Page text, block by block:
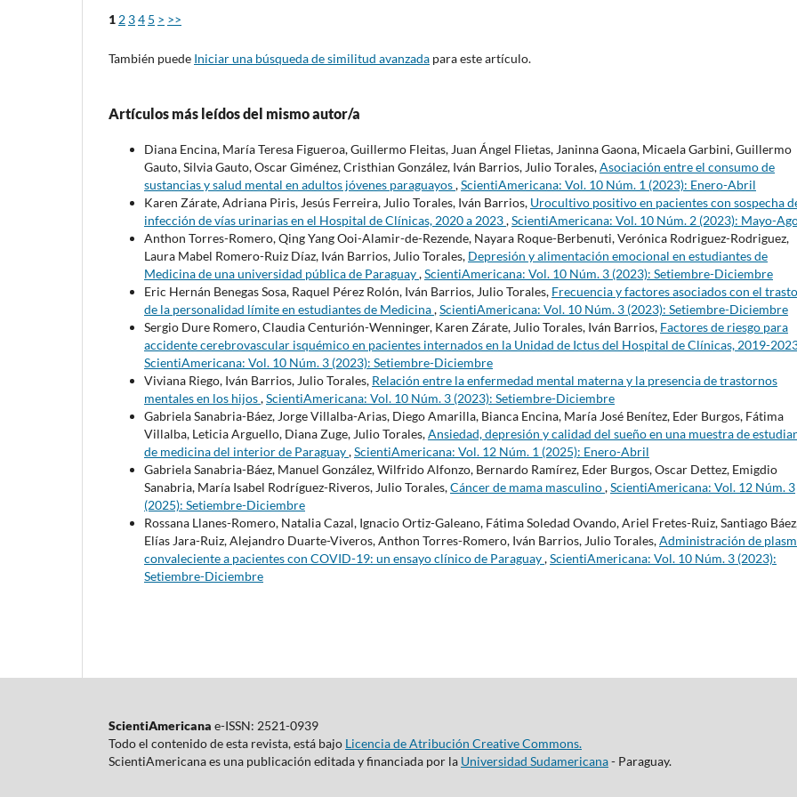
1 2 34 5 > >>
También puede Iniciar una búsqueda de similitud avanzada para este artículo.
Artículos más leídos del mismo autor/a
Diana Encina, María Teresa Figueroa, Guillermo Fleitas, Juan Ángel Flietas, Janinna Gaona, Micaela Garbini, Guillermo
Gauto, Silvia Gauto, Oscar Giménez, Cristhian González, Iván Barrios, Julio Torales,Asociación entre el consumo de
sustancias y salud mental en adultos jóvenes paraguayos,ScientiAmericana: Vol. 10 Núm. 1 (2023): Enero-Abril
Karen Zárate, Adriana Piris, Jesús Ferreira, Julio Torales, Iván Barrios, Urocultivo positivo en pacientes con sospecha
infección de vías urinarias en el Hospital de Clínicas, 2020 a 2023,ScientiAmericana: Vol. 10 Núm. 2 (2023): Mayo-
Anthon Torres-Romero, Qing Yang Ooi-Alamir-de-Rezende, Nayara Roque-Berbenuti, Verónica Rodriguez-Rodriguez,
Laura Mabel Romero-Ruiz Díaz, Iván Barrios, Julio Torales, Depresión y alimentación emocional en estudiantes de
Medicina de una universidad pública de Paraguay,ScientiAmericana: Vol. 10 Núm. 3 (2023): Setiembre-Diciembre
Eric Hernán Benegas Sosa, Raquel Pérez Rolón, Iván Barrios, Julio Torales, Frecuencia y factores asociados con el
de la personalidad límite en estudiantes de Medicina,ScientiAmericana: Vol. 10 Núm. 3 (2023): Setiembre-Diciembre
Sergio Dure Romero, Claudia Centurión-Wenninger, Karen Zárate, Julio Torales, Iván Barrios, Factores de riesgo para
accidente cerebrovascular isquémico en pacientes internados en la Unidad de Ictus del Hospital de Clínicas, 2019-
ScientiAmericana: Vol. 10 Núm. 3 (2023): Setiembre-Diciembre
Viviana Riego, Iván Barrios, Julio Torales, Relación entre la enfermedad mental materna y la presencia de trastornos
mentales en los hijos,ScientiAmericana: Vol. 10 Núm. 3 (2023): Setiembre-Diciembre
Gabriela Sanabria-Báez, Jorge Villalba-Arias, Diego Amarilla, Bianca Encina, María José Benítez, Eder Burgos, Fátima
Villalba, Leticia Arguello, Diana Zuge, Julio Torales,Ansiedad, depresión y calidad del sueño en una muestra de
de medicina del interior de Paraguay,ScientiAmericana: Vol. 12 Núm. 1 (2025): Enero-Abril
Gabriela Sanabria-Báez, Manuel González, Wilfrido Alfonzo, Bernardo Ramírez, Eder Burgos, Oscar Dettez, Emigdio
Sanabria, María Isabel Rodríguez-Riveros, Julio Torales,Cáncer de mama masculino,ScientiAmericana: Vol. 12 Núm. 3
(2025): Setiembre-Diciembre
Rossana Llanes-Romero, Natalia Cazal, Ignacio Ortiz-Galeano, Fátima Soledad Ovando, Ariel Fretes-Ruiz, Santiago
Elías Jara-Ruiz, Alejandro Duarte-Viveros, Anthon Torres-Romero, Iván Barrios, Julio Torales,Administración de
convaleciente a pacientes con COVID-19: un ensayo clínico de Paraguay,ScientiAmericana: Vol. 10 Núm. 3 (2023):
Setiembre-Diciembre
ScientiAmericana e-ISSN: 2521-0939
Todo el contenido de esta revista, está bajo Licencia de Atribución Creative Commons.
ScientiAmericana es una publicación editada y financiada por la Universidad Sudamericana- Paraguay.